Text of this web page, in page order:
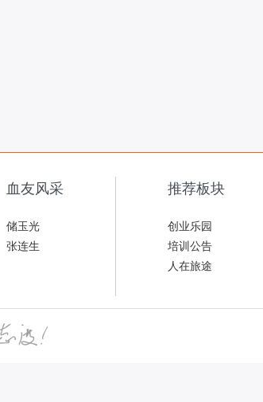
血友风采
储玉光
张连生
推荐板块
创业乐园
培训公告
人在旅途